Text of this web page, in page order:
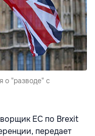
о "разводе" с
ЕС по Brexit
передает